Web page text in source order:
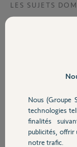
Volet
Sécurité
Domotique
LES SUJETS
Domotiser
Nous (Groupe
technologies
finalités
publicités, offrir
notre trafic.